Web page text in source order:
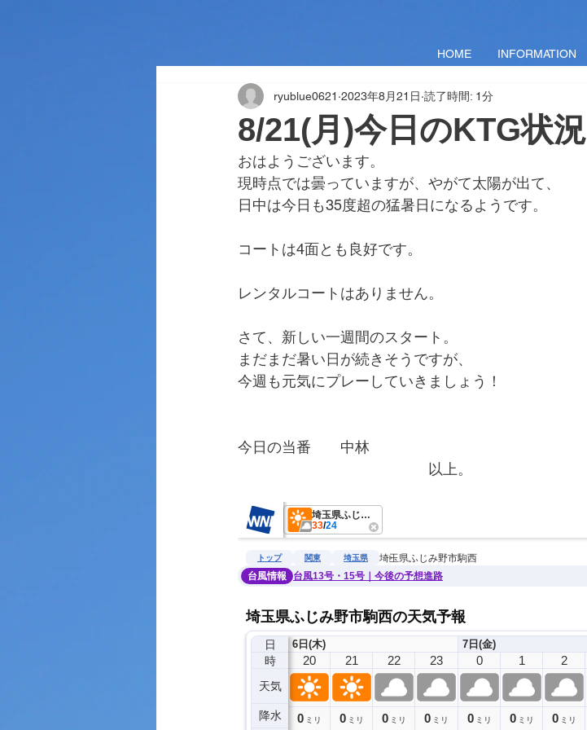
HOME INFORMATION
8/21(月)今日のKTG状況
ryublue0621 2023年8月21日 読了時間: 1分
おはようございます。
現時点では曇っていますが、やがて太陽が出て、
日中は今日も35度超の猛暑日になるようです。
コートは4面とも良好です。
レンタルコートはありません。
さて、新しい一週間のスタート。
まだまだ暑い日が続きそうですが、
今週も元気にプレーしていきましょう！
今日の当番　　中林
以上。